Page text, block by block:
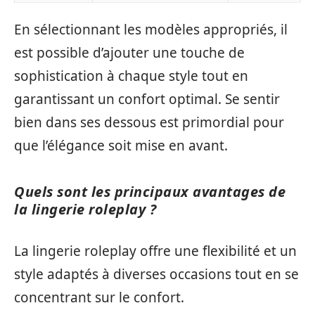
En sélectionnant les modèles appropriés, il
est possible d’ajouter une touche de
sophistication à chaque style tout en
garantissant un confort optimal. Se sentir
bien dans ses dessous est primordial pour
que l’élégance soit mise en avant.
Quels sont les principaux avantages de
la lingerie roleplay ?
La lingerie roleplay offre une flexibilité et un
style adaptés à diverses occasions tout en se
concentrant sur le confort.